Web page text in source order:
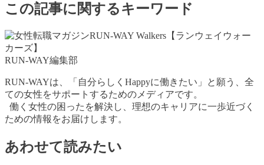
この記事に関するキーワード
RUN-WAY編集部
RUN-WAYは、「自分らしくHappyに働きたい」と願う、全
ての女性をサポートするためのメディアです。
働く女性の困ったを解決し、理想のキャリアに一歩近づく
ための情報をお届けします。
あわせて読みたい